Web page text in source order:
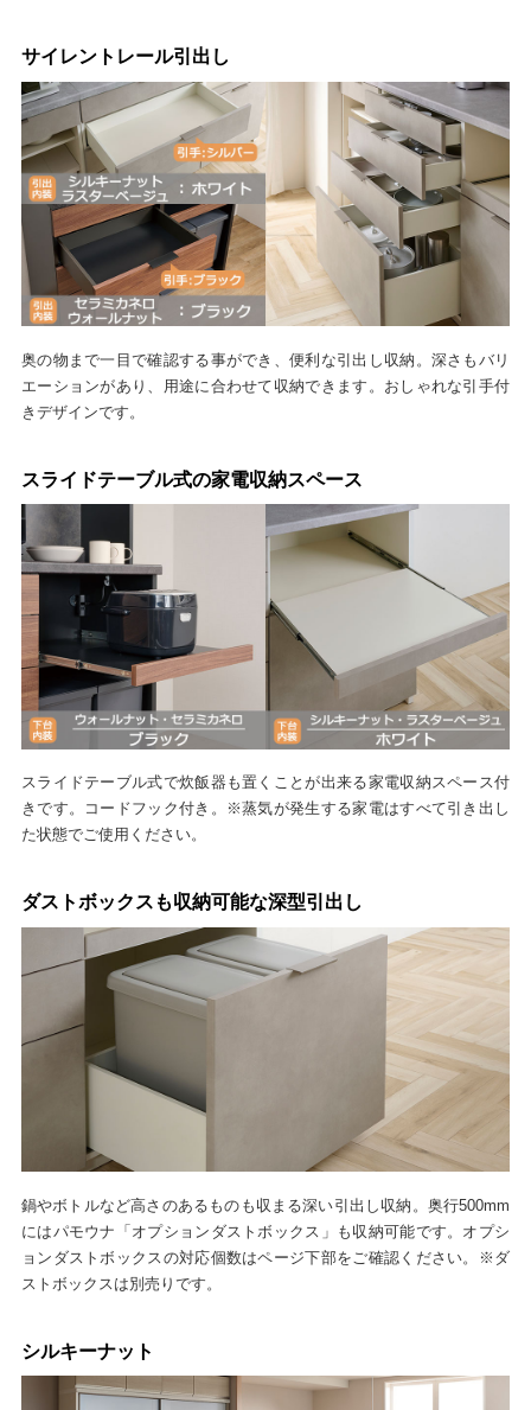
サイレントレール引出し
奥の物まで一目で確認する事ができ、便利な引出し収納。深さもバリ
エーションがあり、用途に合わせて収納できます。おしゃれな引手付
きデザインです。
スライドテーブル式の家電収納スペース
スライドテーブル式で炊飯器も置くことが出来る家電収納スペース付
きです。コードフック付き。※蒸気が発生する家電はすべて引き出し
た状態でご使用ください。
ダストボックスも収納可能な深型引出し
鍋やボトルなど高さのあるものも収まる深い引出し収納。奥行500mm
にはパモウナ「オプションダストボックス」も収納可能です。オプシ
ョンダストボックスの対応個数はページ下部をご確認ください。※ダ
ストボックスは別売りです。
シルキーナット